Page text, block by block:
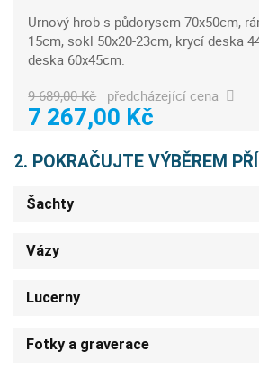
Urnový hrob s půdorysem 70x50cm,
15cm, sokl 50x20-23cm, krycí deska
deska 60x45cm.
9 689,00 Kč předcházející cena
7 267,00 Kč
2. POKRAČUJTE VÝBĚREM
Šachty
Vázy
Lucerny
Fotky a graverace